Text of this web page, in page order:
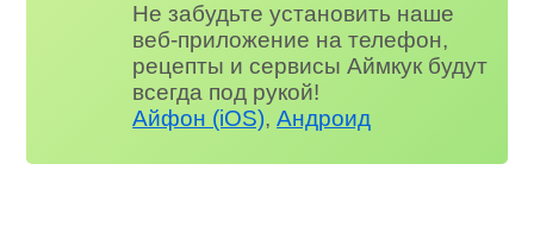
Не забудьте установить наше
веб-приложение на телефон,
рецепты и сервисы Аймкук будут
всегда под рукой!
Айфон (iOS),Андроид